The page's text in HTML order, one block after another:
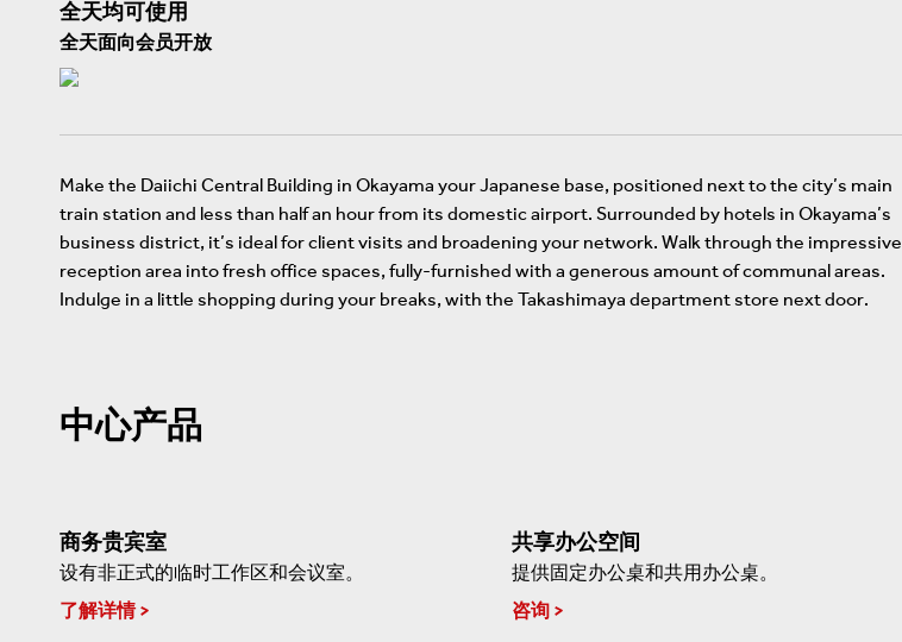
全天均可使用
全天面向会员开放
Make the Daiichi Central Building in Okayama your Japanese base, positioned next to the city’s main
train station and less than half an hour from its domestic airport. Surrounded by hotels in Okayama’s
business district, it’s ideal for client visits and broadening your network. Walk through the impressive
reception area into fresh office spaces, fully-furnished with a generous amount of communal areas.
Indulge in a little shopping during your breaks, with the Takashimaya department store next door.
中心产品
商务贵宾室
设有非正式的临时工作区和会议室。
了解详情
共享办公空间
提供固定办公桌和共用办公桌。
咨询